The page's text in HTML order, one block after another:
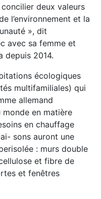
deux valeurs
l’environnement et la
», dit
avec sa femme et
depuis 2014.
écologiques
multifamiliales) qui
allemand
monde en matière
en chauffage
sons auront une
: murs double
et fibre de
et fenêtres